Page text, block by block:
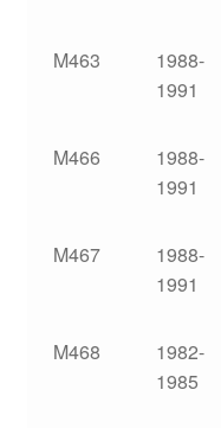
M463
1988-
1991
M466
1988-
1991
M467
1988-
1991
M468
1982-
1985